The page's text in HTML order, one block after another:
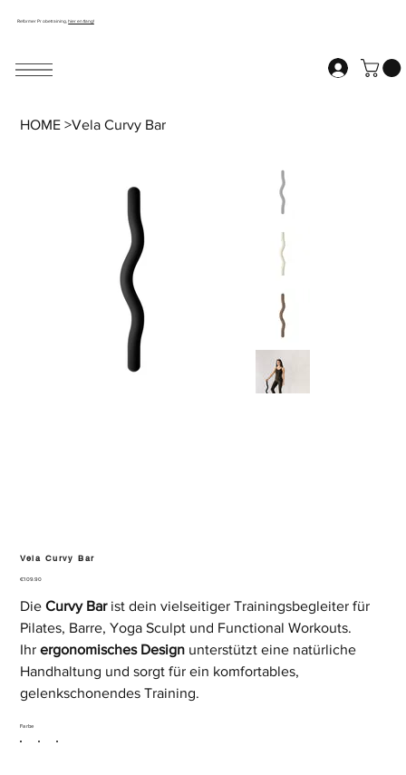
Reformer Probetraining, hier entlang!
HOME >Vela Curvy Bar
Vela Curvy Bar
Price
€109.90
DieCurvy Barist dein vielseitiger Trainingsbegleiter für
Pilates, Barre, Yoga Sculpt und Functional Workouts.
Ihrergonomisches Design unterstützt eine natürliche
Handhaltung und sorgt für ein komfortables,
gelenkschonendes Training.
Farbe